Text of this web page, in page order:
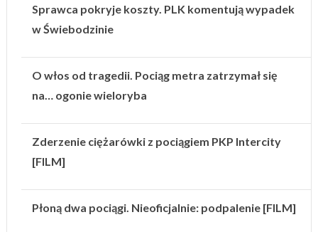
Sprawca pokryje koszty. PLK komentują wypadek
w Świebodzinie
O włos od tragedii. Pociąg metra zatrzymał się
na… ogonie wieloryba
Zderzenie ciężarówki z pociągiem PKP Intercity
[FILM]
Płoną dwa pociągi. Nieoficjalnie: podpalenie [FILM]